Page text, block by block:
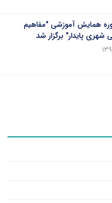
همایش آموزشی "مفاهیم
شهری پایدار" برگزار شد